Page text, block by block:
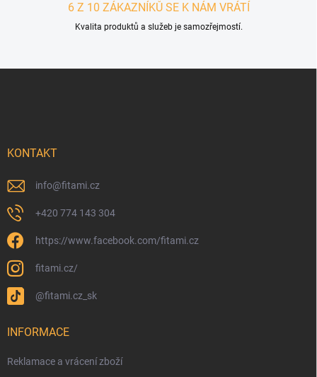
6 Z 10 ZÁKAZNÍKŮ SE K NÁM VRÁTÍ
Kvalita produktů a služeb je samozřejmostí.
KONTAKT
info@fitami.cz
+420 774 143 304
https://www.facebook.com/fitami.cz
fitami.cz/
@fitami.cz_sk
INFORMACE
Reklamace a vrácení zboží